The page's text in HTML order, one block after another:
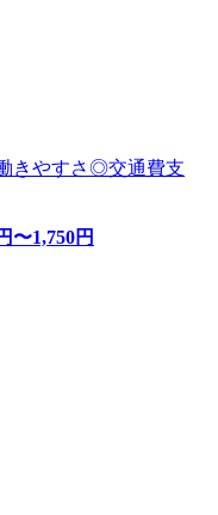
きやすさ◎交通費支
〜1,750円